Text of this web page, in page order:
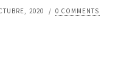
2020 / 0 COMMENTS